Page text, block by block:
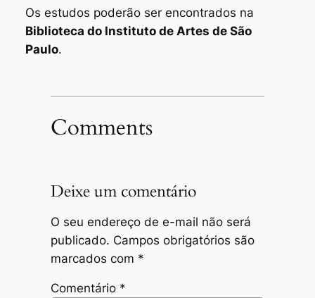
Os estudos poderão ser encontrados na
Biblioteca do Instituto de Artes de São
Paulo.
Comments
Deixe um comentário
O seu endereço de e-mail não será
publicado. Campos obrigatórios são
marcados com *
Comentário *